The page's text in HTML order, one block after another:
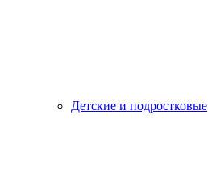
Детские и подростковые